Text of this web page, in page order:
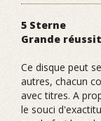
5 Sterne
Grande
Ce disque peut
autres, chacun
avec titres. A
le souci